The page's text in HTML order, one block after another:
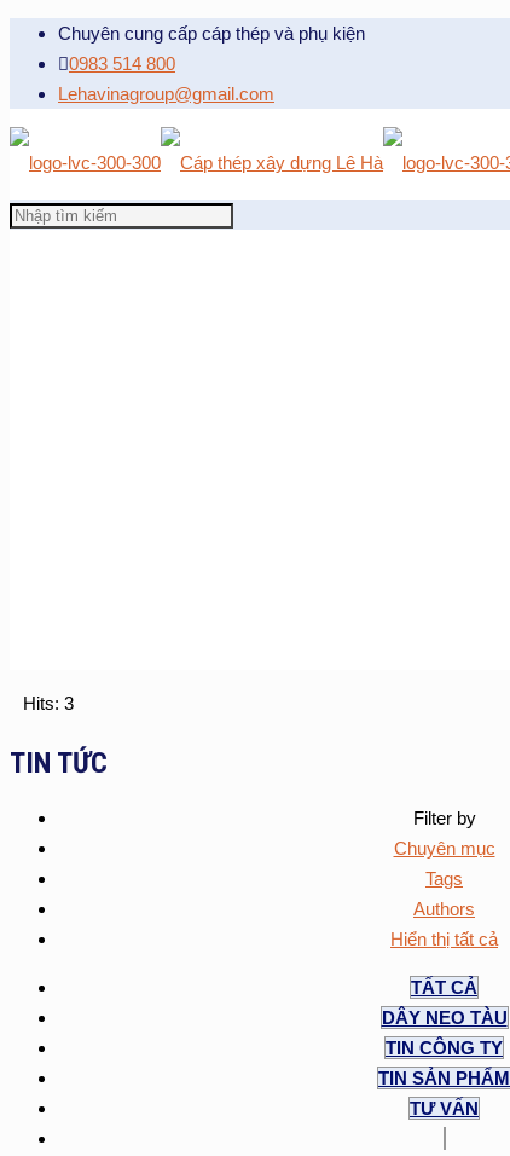
Chuyên cung cấp cáp thép và phụ kiện
0983 514 800
Lehavinagroup@gmail.com
Hits: 3
TIN TỨC
Filter by
Chuyên mục
Tags
Authors
Hiển thị tất cả
TẤT CẢ
DÂY NEO TÀU
TIN CÔNG TY
TIN SẢN PHẨM
TƯ VẤN